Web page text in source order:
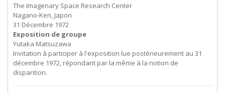
The Imagenary Space Research Center
Nagano-Ken, Japon
31 Décembre 1972
Exposition de groupe
Yutaka Matsuzawa
Invitation à participer à l'exposition lue postérieurement au 31
décembre 1972, répondant par la même à la notion de
disparition.